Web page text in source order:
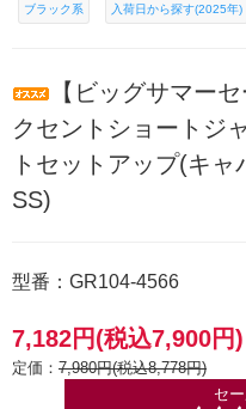
ブラック系 入荷日から探す(2025年)
【ビッグサマー
クセントショートジ
トセットアップ(キ
SS)
型番：GR104-4566
7,182円(税込7,900円)
定価： 7,980円(税込8,778円)